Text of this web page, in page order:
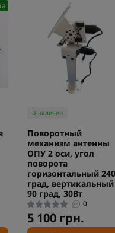
В наличии
Поворотный
механизм антенны
ОПУ 2 оси, угол
поворота
горизонтальный 240
град, вертикальный
90 град, 30Вт
0
5 100 грн.